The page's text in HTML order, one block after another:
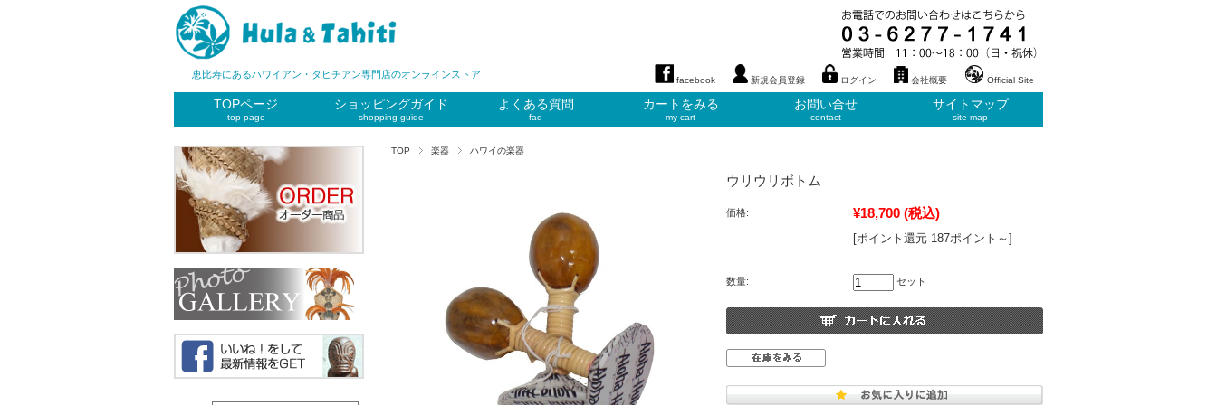
恵比寿にあるハワイアン・タヒチアン専門店のオンラインストア
facebook 新規会員登録 ログイン 会社概要 Official Site
TOPページ
top page
ショッピングガイド
shopping guide
よくある質問
faq
カートをみる
my cart
お問い合せ
contact
サイトマップ
site map
TOP 楽器 ハワイの楽器
ウリウリボトム
価格: ¥18,700 (税込)
[ポイント還元 187ポイント～]
数量: セット